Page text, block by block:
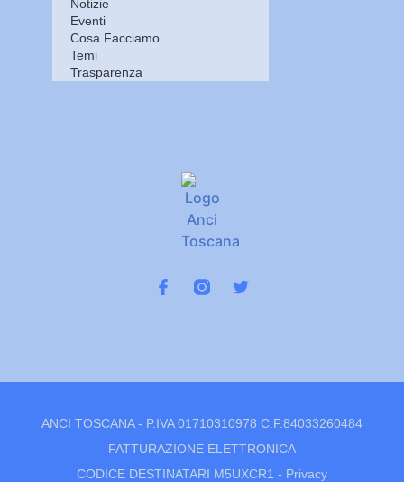
Notizie
Eventi
Cosa Facciamo
Temi
Trasparenza
ANCI TOSCANA - P.IVA 01710310978 C.F.84033260484
FATTURAZIONE ELETTRONICA
CODICE DESTINATARI M5UXCR1 - Privacy